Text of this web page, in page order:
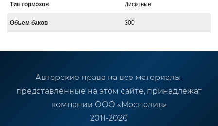
Тип тормозов Дисковые
Объем баков 300
Авторские права на все материалы,
представленные на этом сайте, принадлежат
компании ООО «Мосполив»
2011-2020